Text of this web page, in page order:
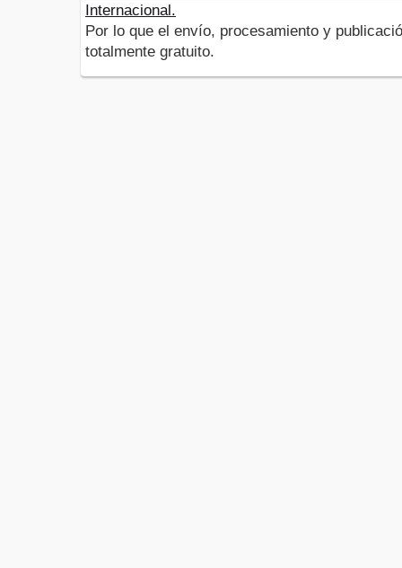
Internacional.
Por lo que el envío, procesamiento y
totalmente gratuito.